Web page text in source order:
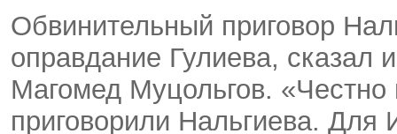
Обвинительный приговор
оправдание Гулиева, сказал
Магомед Муцольгов. «Честно
приговорили Нальгиева. Для